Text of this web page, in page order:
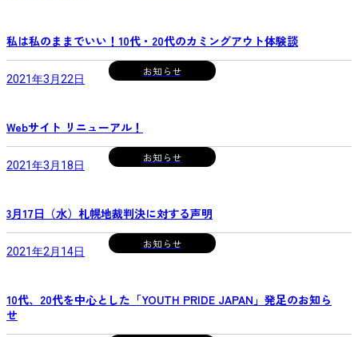
私は私のままでいい！10代・20代のカミングアウト体験談
Webサイト リニューアル！
2021年3月22日
お知らせ
3⽉17⽇（⽔）札幌地裁判決に対する声明
2021年3月18日
お知らせ
10代、20代を中心とした「YOUTH PRIDE JAPAN」発足のお知ら
せ
2021年2月14日
お知らせ